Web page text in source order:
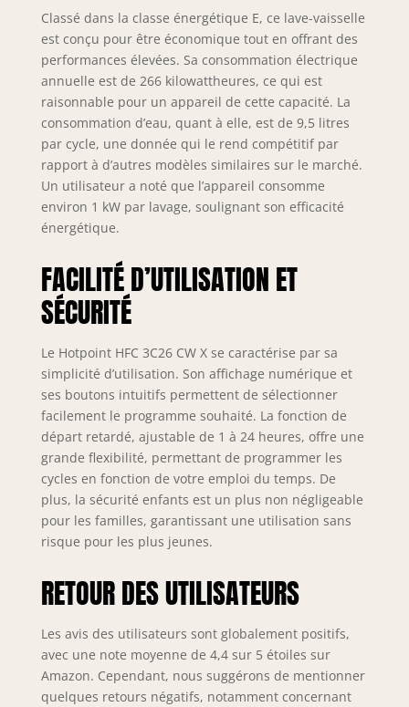
Classé dans la classe énergétique E, ce lave-vaisselle
est conçu pour être économique tout en offrant des
performances élevées. Sa consommation électrique
annuelle est de 266 kilowattheures, ce qui est
raisonnable pour un appareil de cette capacité. La
consommation d’eau, quant à elle, est de 9,5 litres
par cycle, une donnée qui le rend compétitif par
rapport à d’autres modèles similaires sur le marché.
Un utilisateur a noté que l’appareil consomme
environ 1 kW par lavage, soulignant son efficacité
énergétique.
FACILITÉ D’UTILISATION ET
SÉCURITÉ
Le Hotpoint HFC 3C26 CW X se caractérise par sa
simplicité d’utilisation. Son affichage numérique et
ses boutons intuitifs permettent de sélectionner
facilement le programme souhaité. La fonction de
départ retardé, ajustable de 1 à 24 heures, offre une
grande flexibilité, permettant de programmer les
cycles en fonction de votre emploi du temps. De
plus, la sécurité enfants est un plus non négligeable
pour les familles, garantissant une utilisation sans
risque pour les plus jeunes.
RETOUR DES UTILISATEURS
Les avis des utilisateurs sont globalement positifs,
avec une note moyenne de 4,4 sur 5 étoiles sur
Amazon. Cependant, nous suggérons de mentionner
quelques retours négatifs, notamment concernant